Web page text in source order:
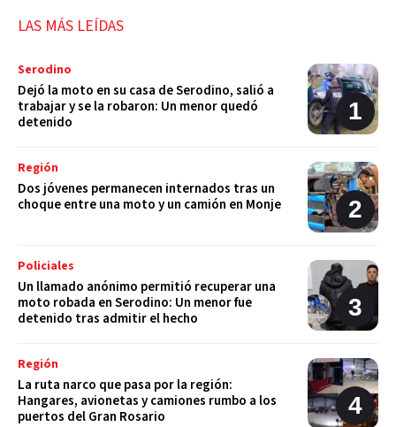
LAS MÁS LEÍDAS
Serodino
Dejó la moto en su casa de Serodino, salió a
trabajar y se la robaron: Un menor quedó
detenido
Región
Dos jóvenes permanecen internados tras un
choque entre una moto y un camión en Monje
Policiales
Un llamado anónimo permitió recuperar una
moto robada en Serodino: Un menor fue
detenido tras admitir el hecho
Región
La ruta narco que pasa por la región:
Hangares, avionetas y camiones rumbo a los
puertos del Gran Rosario